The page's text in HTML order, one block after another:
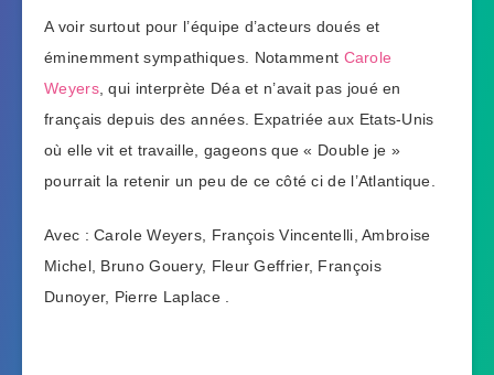
A voir surtout pour l’équipe d’acteurs doués et
éminemment sympathiques. Notamment Carole
Weyers, qui interprète Déa et n’avait pas joué en
français depuis des années. Expatriée aux Etats-Unis
où elle vit et travaille, gageons que « Double je »
pourrait la retenir un peu de ce côté ci de l’Atlantique.
Avec : Carole Weyers, François Vincentelli, Ambroise
Michel, Bruno Gouery, Fleur Geffrier, François
Dunoyer, Pierre Laplace .